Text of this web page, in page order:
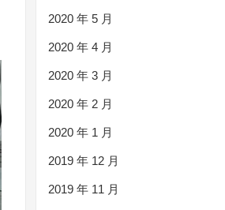
2020 年 5 月
2020 年 4 月
2020 年 3 月
2020 年 2 月
2020 年 1 月
2019 年 12 月
2019 年 11 月